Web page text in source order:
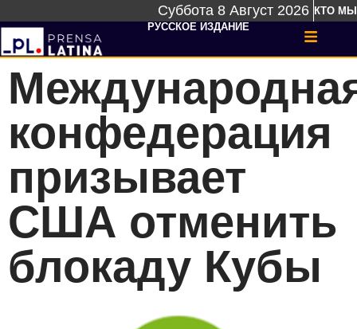
Суббота 8 Август 2026 КТО МЫ
РУССКОЕ ИЗДАНИЕ
конфедерация
призывает
США отменить
блокаду Кубы